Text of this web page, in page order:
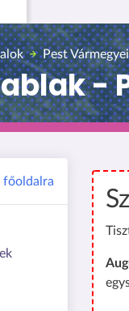
Pest
-
főoldalra